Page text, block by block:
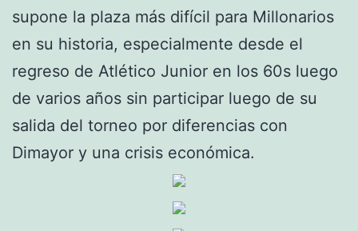
supone la plaza más difícil para Millonarios
en su historia, especialmente desde el
regreso de Atlético Junior en los 60s luego
de varios años sin participar luego de su
salida del torneo por diferencias con
Dimayor y una crisis económica.